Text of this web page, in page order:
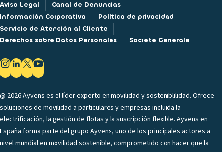
Aviso Legal
Canal de Denuncias
Información Corporativa
Política de privacidad
Servicio de Atención al Cliente
Derechos sobre Datos Personales
Société Générale
@ 2026 Ayvens es el líder experto en movilidad y sosteniblilidad. Ofrece
soluciones de movilidad a particulares y empresas incluida la
electrificación, la gestión de flotas y la suscripción flexible. Ayvens en
España forma parte del grupo Ayvens, uno de los principales actores a
nivel mundial en movilidad sostenible, comprometido con hacer que la